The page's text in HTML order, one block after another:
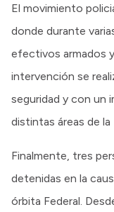
El movimiento
donde durante
efectivos armados
intervención se
seguridad y con un
distintas áreas de
Finalmente, tres
detenidas en la
órbita Federal.